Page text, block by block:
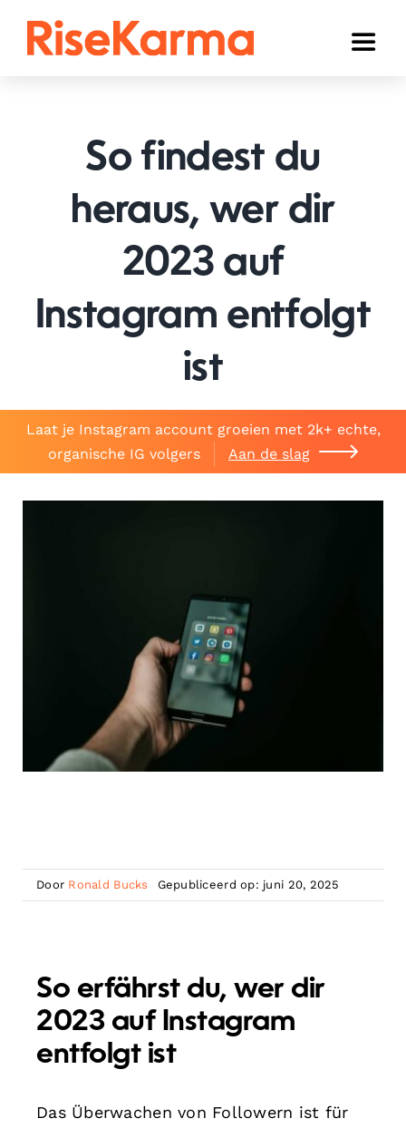
Toggle
TikTok
YouTube
Twitter (𝕏)
Anderen
So findest du
heraus, wer dir
2023 auf
Instagram entfolgt
ist
Laat je Instagram account groeien met 2k+ echte,
organische IG volgers
Aan de slag
Door Ronald Bucks Gepubliceerd op: juni 20, 2025
So erfährst du, wer dir
2023 auf Instagram
entfolgt ist
Das Überwachen von Followern ist für